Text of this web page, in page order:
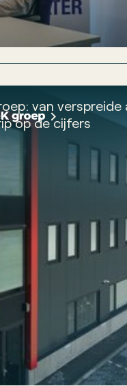
van
op de cijfers